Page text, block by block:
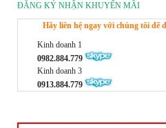
ĐĂNG KÝ NHẬN KHUYẾN MÃI
Hãy liên hệ ngay với chúng tôi để
Kinh doanh 1
0982.884.779
Kinh doanh 3
0913.884.779